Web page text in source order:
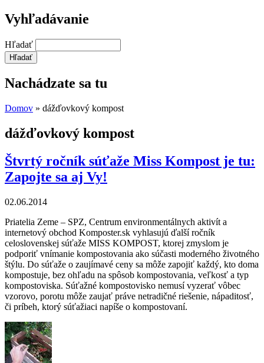
Vyhľadávanie
Hľadať
Nachádzate sa tu
Domov » dážďovkový kompost
dážďovkový kompost
Štvrtý ročník súťaže Miss Kompost je tu:
Zapojte sa aj Vy!
02.06.2014
Priatelia Zeme – SPZ, Centrum environmentálnych aktivít a
internetový obchod Komposter.sk vyhlasujú ďalší ročník
celoslovenskej súťaže MISS KOMPOST, ktorej zmyslom je
podporiť vnímanie kompostovania ako súčasti moderného životného
štýlu. Do súťaže o zaujímavé ceny sa môže zapojiť každý, kto doma
kompostuje, bez ohľadu na spôsob kompostovania, veľkosť a typ
kompostoviska. Súťažné kompostovisko nemusí vyzerať vôbec
vzorovo, porotu môže zaujať práve netradičné riešenie, nápaditosť,
či príbeh, ktorý súťažiaci napíše o kompostovaní.